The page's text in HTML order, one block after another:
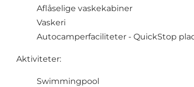
Aflåselige vaskekabiner
Vaskeri
Autocamperfaciliteter - QuickStop
Aktiviteter:
Swimmingpool